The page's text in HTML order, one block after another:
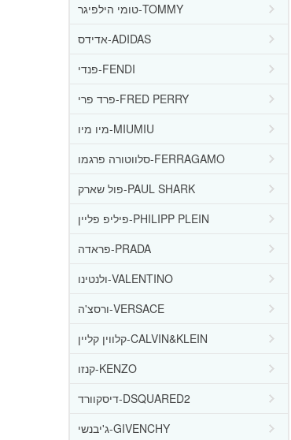
טומי הילפיגר-TOMMY
אדידס-ADIDAS
פנדי-FENDI
פרד פרי-FRED PERRY
מיו מיו-MIUMIU
סלווטורה פרגמו-FERRAGAMO
פול שארק-PAUL SHARK
פיליפ פליין-PHILIPP PLEIN
פראדה-PRADA
ולנטינו-VALENTINO
ורסצ'ה-VERSACE
קלווין קליין-CALVIN&KLEIN
קנזו-KENZO
דיסקוורד-DSQUARED2
ג'יבנשי-GIVENCHY